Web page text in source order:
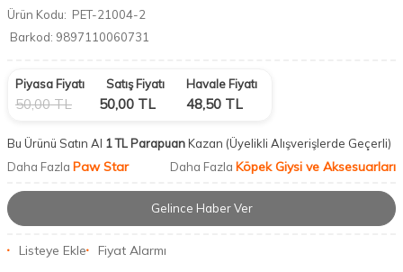
Ürün Kodu: PET-21004-2
Barkod: 9897110060731
Piyasa Fiyatı
50,00TL
Satış Fiyatı
50,00 TL
Havale Fiyatı
48,50 TL
Bu Ürünü Satın Al 1 TL ParapuanKazan (Üyelikli Alışverişlerde Geçerli)
Daha Fazla Paw Star Daha Fazla Köpek Giysi ve Aksesuarları
Gelince Haber Ver
Listeye Ekle Fiyat Alarmı